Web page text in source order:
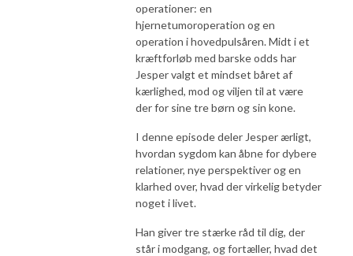
operationer: en
hjernetumoroperation og en
operation i hovedpulsåren. Midt i et
kræftforløb med barske odds har
Jesper valgt et mindset båret af
kærlighed, mod og viljen til at være
der for sine tre børn og sin kone.
I denne episode deler Jesper ærligt,
hvordan sygdom kan åbne for dybere
relationer, nye perspektiver og en
klarhed over, hvad der virkelig betyder
noget i livet.
Han giver tre stærke råd til dig, der
står i modgang, og fortæller, hvad det